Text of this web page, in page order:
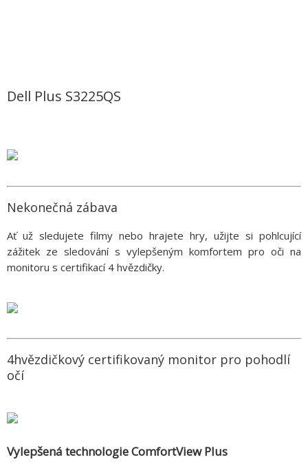
Dell Plus S3225QS
Nekonečná zábava
Ať už sledujete filmy nebo hrajete hry, užijte si pohlcující
zážitek ze sledování s vylepšeným komfortem pro oči na
monitoru s certifikací 4 hvězdičky.
4hvězdičkový certifikovaný monitor pro pohodlí
očí
Vylepšená technologie ComfortView Plus